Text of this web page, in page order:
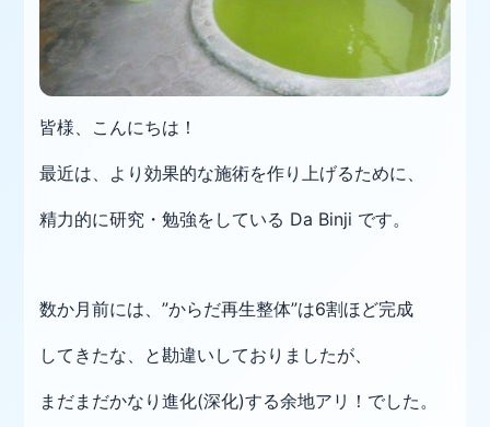
皆様、こんにちは！
最近は、より効果的な施術を作り上げるために、
精力的に研究・勉強をしている Da Binji です。
数か月前には、”からだ再生整体”は6割ほど完成
してきたな、と勘違いしておりましたが、
まだまだかなり進化(深化)する余地アリ！でした。